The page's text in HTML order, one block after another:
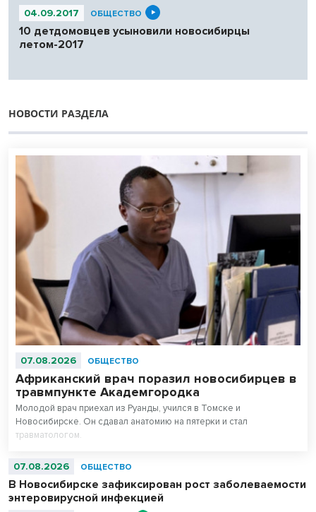
04.09.2017 ОБЩЕСТВО
10 детдомовцев усыновили новосибирцы
летом-2017
НОВОСТИ РАЗДЕЛА
07.08.2026 ОБЩЕСТВО
Африканский врач поразил новосибирцев в
травмпункте Академгородка
Молодой врач приехал из Руанды, учился в Томске и
Новосибирске. Он сдавал анатомию на пятерки и стал
травматологом.
07.08.2026 ОБЩЕСТВО
В Новосибирске зафиксирован рост заболеваемости
энтеровирусной инфекцией